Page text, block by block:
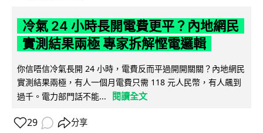
冷氣 24 小時長開電費更平？內地網民
實測結果兩極 專家拆解慳電邏輯
你信唔信冷氣長開 24 小時，電費反而平過開開關關？內地網民
實測結果兩極，有人一個月電費只需 118 元人民幣，有人飆到
過千。電力部門話不能...
閱讀全文
29 分享